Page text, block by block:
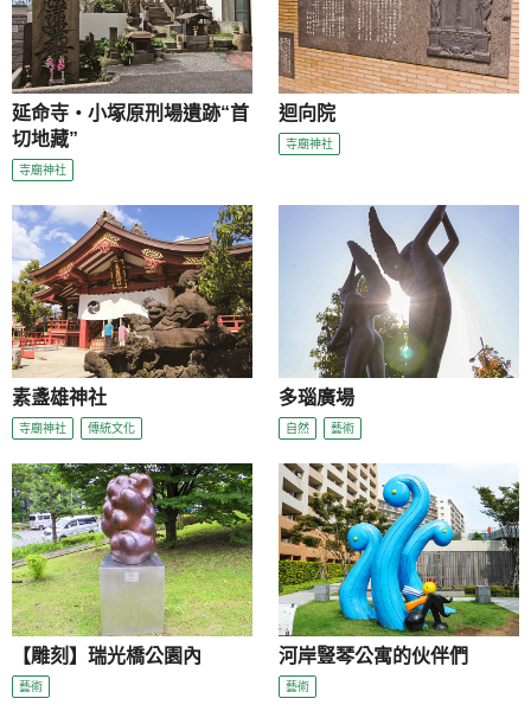
延命寺・小塚原刑場遺跡“首
切地藏”
寺廟神社
迴向院
寺廟神社
素盞雄神社
寺廟神社 傳統文化
多瑙廣場
自然 藝術
【雕刻】瑞光橋公園內
藝術
河岸豎琴公寓的伙伴們
藝術